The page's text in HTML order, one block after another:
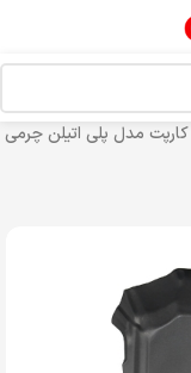
مدل پلی اتیلن چرمی